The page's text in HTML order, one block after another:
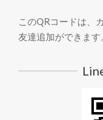
このQRコードは、
友達追加ができます